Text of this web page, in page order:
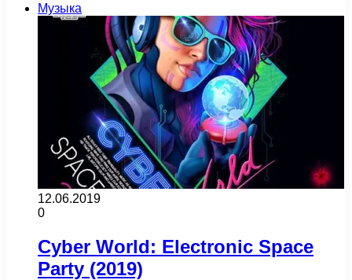
Музыка
12.06.2019
0
Cyber World: Electronic Space
Party (2019)